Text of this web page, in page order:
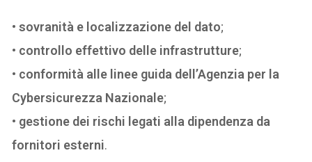
•sovranità e localizzazione del dato;
• controllo effettivo delle infrastrutture;
• conformità alle linee guida dell’Agenzia per la
Cybersicurezza Nazionale;
• gestione dei rischi legati alla dipendenza da
fornitori esterni.